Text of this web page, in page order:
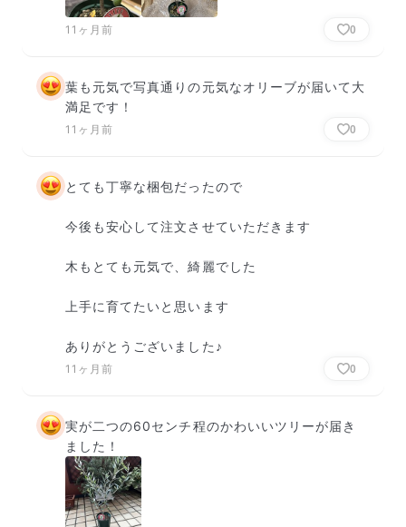
11ヶ月前 0
葉も元気で写真通りの元気なオリーブが届いて大
満足です！
11ヶ月前 0
とても丁寧な梱包だったので
今後も安心して注文させていただきます
木もとても元気で、綺麗でした
上手に育てたいと思います
ありがとうございました♪
11ヶ月前 0
実が二つの60センチ程のかわいいツリーが届き
ました！